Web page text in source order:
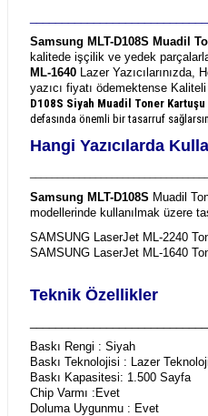
Samsung MLT-D108S Muadil
kalitede işçilik ve yedek
ML-1640 Lazer Yazıcılarınızda,
yazıcı fiyatı ödemektense
D108S Siyah Muadil Toner Kartuşu
defasında önemli bir tasarruf
Hangi Yazıcılarda
Samsung MLT-D108S Muadil
modellerinde kullanılmak üzere
SAMSUNG LaserJet ML-2240
SAMSUNG LaserJet ML-1640
Teknik Özellikler
Baskı Rengi : Siyah
Baskı Teknolojisi : Lazer
Baskı Kapasitesi: 1.500 Sayfa
Chip Varmı :Evet
Doluma Uygunmu : Evet